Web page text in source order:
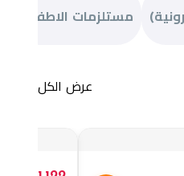
مستلزمات الاطفال
عرض الكل